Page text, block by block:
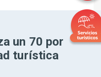
un 70 por
turística